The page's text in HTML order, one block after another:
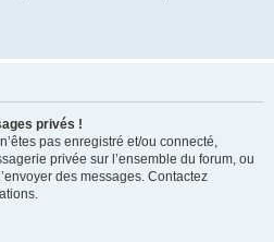
privés !
pas enregistré et/ou connecté,
privée sur l’ensemble du forum, ou
des messages. Contactez